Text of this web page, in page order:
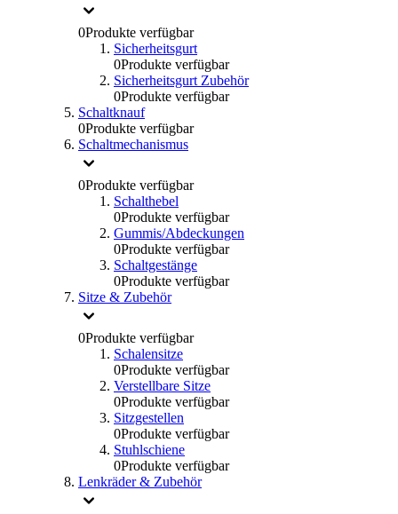
0Produkte verfügbar
Sicherheitsgurt
0Produkte verfügbar
Sicherheitsgurt Zubehör
0Produkte verfügbar
Schaltknauf
0Produkte verfügbar
Schaltmechanismus
0Produkte verfügbar
Schalthebel
0Produkte verfügbar
Gummis/Abdeckungen
0Produkte verfügbar
Schaltgestänge
0Produkte verfügbar
Sitze & Zubehör
0Produkte verfügbar
Schalensitze
0Produkte verfügbar
Verstellbare Sitze
0Produkte verfügbar
Sitzgestellen
0Produkte verfügbar
Stuhlschiene
0Produkte verfügbar
Lenkräder & Zubehör